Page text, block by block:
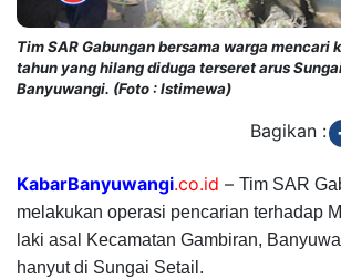
Tim SAR Gabungan bersama warga mencari
tahun yang hilang diduga terseret arus
Banyuwangi. (Foto : Istimewa)
Bagikan :
KabarBanyuwangi.co.id – Tim SAR
melakukan operasi pencarian terhadap
laki asal Kecamatan Gambiran,
hanyut di Sungai Setail.